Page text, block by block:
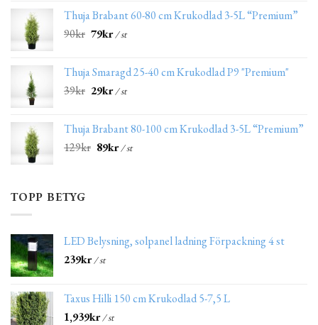
Thuja Brabant 60-80 cm Krukodlad 3-5L “Premium”
90kr 79kr/ st
Thuja Smaragd 25-40 cm Krukodlad P9 "Premium"
39kr 29kr/ st
Thuja Brabant 80-100 cm Krukodlad 3-5L “Premium”
129kr 89kr/ st
TOPP BETYG
LED Belysning, solpanel ladning Förpackning 4 st
239kr/ st
Taxus Hilli 150 cm Krukodlad 5-7,5 L
1,939kr/ st